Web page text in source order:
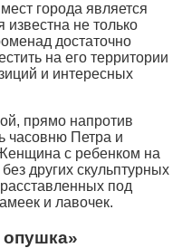
города является
известна не только
достаточно
на его территории
и интересных
прямо напротив
часовню Петра и
с ребенком на
других скульптурных
под
и лавочек.
опушка»